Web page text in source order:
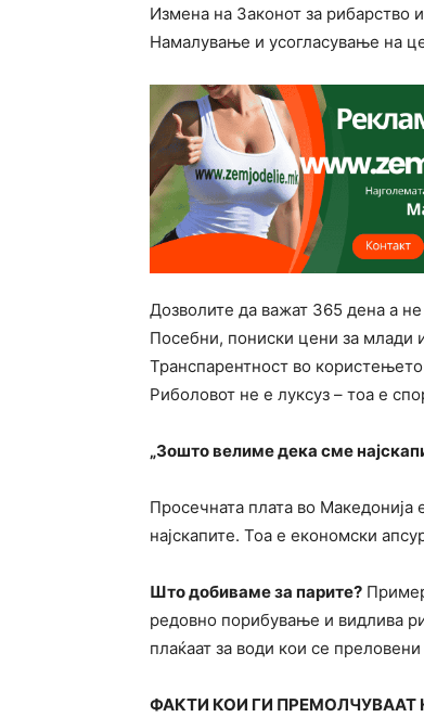
Измена на Законот за рибарство
Намалување и усогласување на
Дозволите да важат 365 дена а
Посебни, пониски цени за млади
Транспарентност во
Риболовот не е луксуз – тоа е
„Зошто велиме дека сме
Просечната плата во Македонија
најскапите. Тоа е економски
Што добиваме за парите?
редовно порибување и видлива
плаќаат за води кои се
ФАКТИ КОИ ГИ